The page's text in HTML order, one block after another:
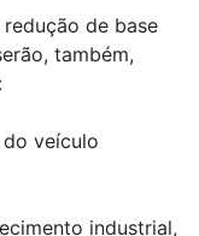
de base
também,
veículo
industrial,